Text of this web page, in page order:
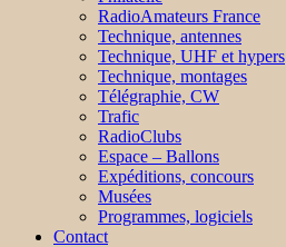
RadioAmateurs France
Technique, antennes
Technique, UHF et hypers
Technique, montages
Télégraphie, CW
Trafic
RadioClubs
Espace – Ballons
Expéditions, concours
Musées
Programmes, logiciels
Contact